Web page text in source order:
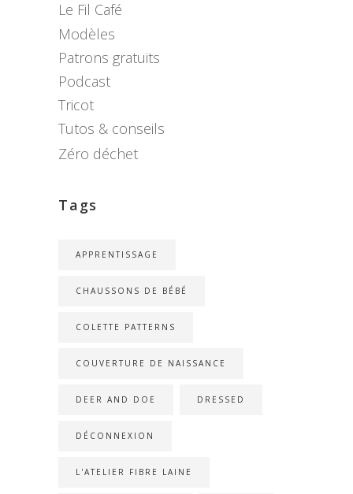
Le Fil Café
Modèles
Patrons gratuits
Podcast
Tricot
Tutos & conseils
Zéro déchet
Tags
APPRENTISSAGE
CHAUSSONS DE BÉBÉ
COLETTE PATTERNS
COUVERTURE DE NAISSANCE
DEER AND DOE DRESSED
DÉCONNEXION
L'ATELIER FIBRE LAINE